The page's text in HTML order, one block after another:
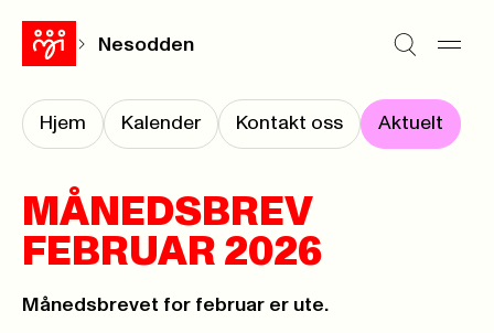
Nesodden
Hjem Kalender Kontakt oss Aktuelt
MÅNEDSBREV
FEBRUAR 2026
Månedsbrevet for februar er ute.